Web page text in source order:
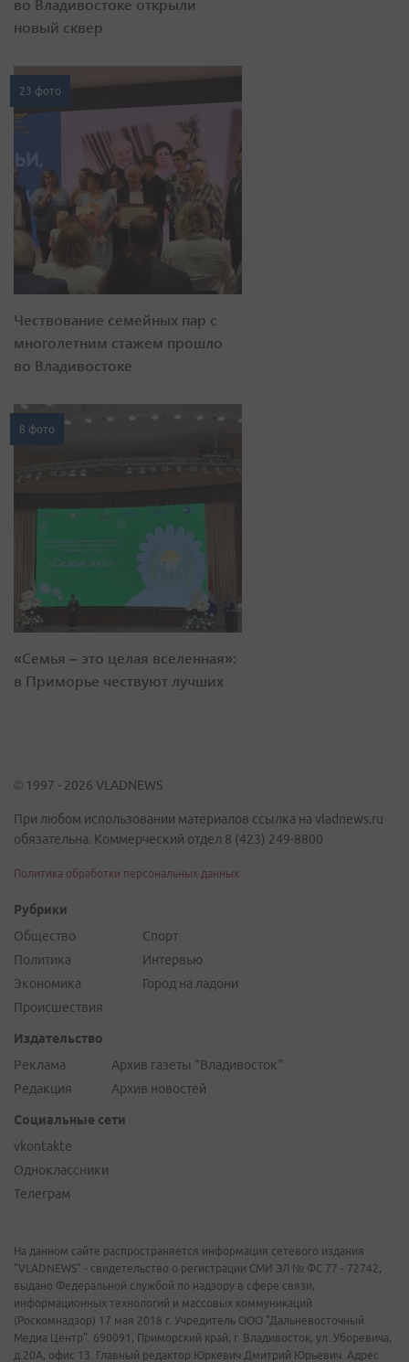
во Владивостоке открыли
новый сквер
23 фото
Чествование семейных пар с
многолетним стажем прошло
во Владивостоке
8 фото
«Семья – это целая вселенная»:
в Приморье чествуют лучших
© 1997 - 2026 VLADNEWS
При любом использовании материалов ссылка на vladnews.ru
обязательна. Коммерческий отдел 8 (423) 249-8800
Политика обработки персональных данных
Рубрики
Общество
Политика
Экономика
Происшествия
Спорт
Интервью
Город на ладони
Издательство
Реклама
Редакция
Архив газеты "Владивосток"
Архив новостей
Социальные сети
vkontakte
Одноклассники
Телеграм
На данном сайте распространяется информация сетевого издания
"VLADNEWS" - свидетельство о регистрации СМИ ЭЛ № ФС 77 - 72742,
выдано Федеральной службой по надзору в сфере связи,
информационных технологий и массовых коммуникаций
(Роскомнадзор) 17 мая 2018 г. Учредитель ООО "Дальневосточный
Медиа Центр". 690091, Приморский край, г. Владивосток, ул. Уборевича,
д.20А, офис 13. Главный редактор Юркевич Дмитрий Юрьевич. Адрес